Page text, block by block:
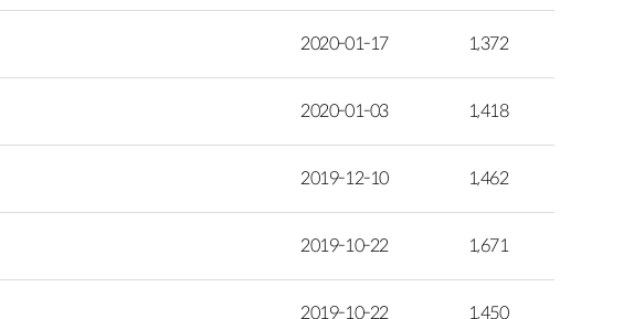
2020-01-17 1,372
2020-01-03 1,418
2019-12-10 1,462
2019-10-22 1,671
2019-10-22 1,450